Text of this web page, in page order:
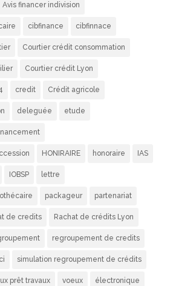
Avis financer indivision
cibfinance cibfinnace
Courtier crédit consommation
Courtier crédit Lyon
credit Crédit agricole
deleguée etude
HONIRAIRE honoraire IAS
IOBSP lettre
packageur partenariat
de credits Rachat de crédits Lyon
regroupement de credits
simulation regroupement de crédits
prêt travaux voeux électronique